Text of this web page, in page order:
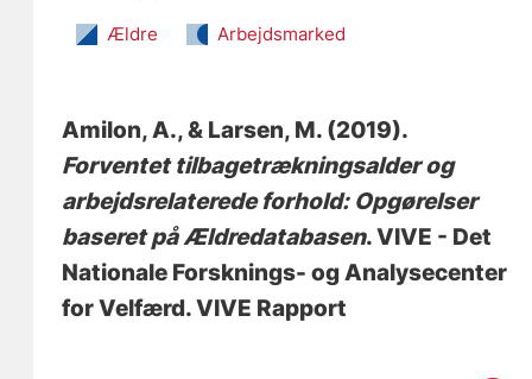
Ældre Arbejdsmarked
Amilon, A., & Larsen, M. (2019).
Forventet tilbagetrækningsalder og
arbejdsrelaterede forhold: Opgørelser
baseret på Ældredatabasen. VIVE - Det
Nationale Forsknings- og Analysecenter
for Velfærd. VIVE Rapport